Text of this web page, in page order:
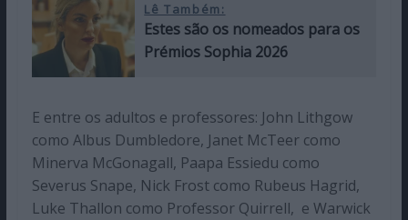
Lê Também:
Estes são os nomeados para os
Prémios Sophia 2026
E entre os adultos e professores: John Lithgow
como Albus Dumbledore, Janet McTeer como
Minerva McGonagall, Paapa Essiedu como
Severus Snape, Nick Frost como Rubeus Hagrid,
Luke Thallon como Professor Quirrell, e Warwick